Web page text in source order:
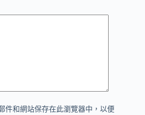
件和網站保存在此瀏覽器中，以便